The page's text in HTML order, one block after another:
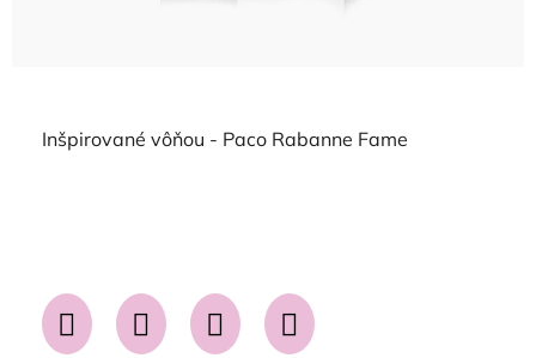
Inšpirované vôňou - Paco Rabanne Fame